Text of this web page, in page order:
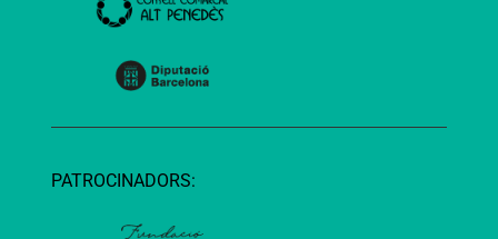
PATROCINADORS: